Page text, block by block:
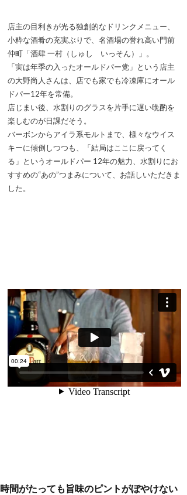
店主の目利きが光る独創的なドリンクメニュー、
小粋な酒肴の充実ぶりで、名酒場の誉れ高い門前
仲町「酒肆 一村（しゅし いっそん）」。
「実は年季の入ったオールドパー党」という店主
の大野尚人さんは、店でも家でも冷凍庫にオール
ドパー12年を常備。
店じまい後、水割りのグラスを片手に遅い晩酌を
楽しむのが日課だそう。
バーボンからアイラ系モルトまで、様々なウイス
キーに傾倒しつつも、「結局はここに戻ってく
る」というオールドパー 12年の魅力、水割りにお
すすめの“あの”つまみについて、お話しいただきま
した。
時間がたっても旨味のピントがぼやけない